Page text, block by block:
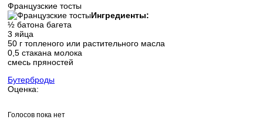
Французские тосты
Ингредиенты:
½ батона багета
3 яйца
50 г топленого или растительного масла
0,5 стакана молока
смесь пряностей
Бутерброды
Оценка:
Голосов пока нет